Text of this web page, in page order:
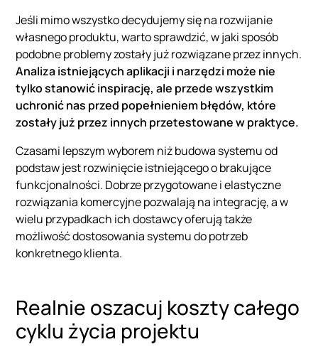
Jeśli mimo wszystko decydujemy się na rozwijanie
własnego produktu, warto sprawdzić, w jaki sposób
podobne problemy zostały już rozwiązane przez innych.
Analiza istniejących aplikacji i narzędzi może nie
tylko stanowić inspirację, ale przede wszystkim
uchronić nas przed popełnieniem błędów, które
zostały już przez innych przetestowane w praktyce.
Czasami lepszym wyborem niż budowa systemu od
podstaw jest rozwinięcie istniejącego o brakujące
funkcjonalności. Dobrze przygotowane i elastyczne
rozwiązania komercyjne pozwalają na integrację, a w
wielu przypadkach ich dostawcy oferują także
możliwość dostosowania systemu do potrzeb
konkretnego klienta.
Realnie oszacuj koszty całego
cyklu życia projektu